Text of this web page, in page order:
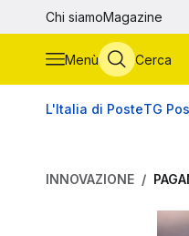
Vai al contenuto principale
Chi siamoMagazine
Menù Cerca
L'Italia di PosteTG
INNOVAZIONE